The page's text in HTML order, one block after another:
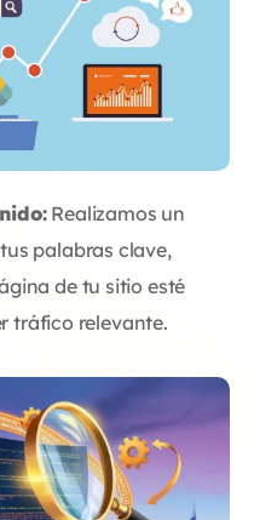
Realizamos un
palabras clave,
de tu sitio esté
tráfico relevante.